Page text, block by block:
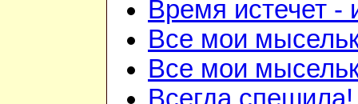
Время истечет -
Все мои
Все мои